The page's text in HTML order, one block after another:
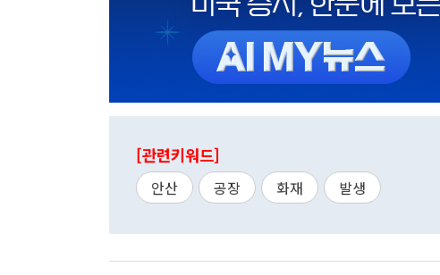
[관련키워드]
안산 공장 화재 발생